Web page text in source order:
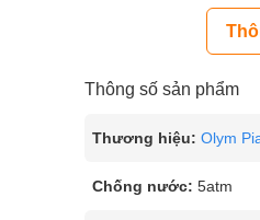
Thông số sản phẩm
Thương hiệu: Olym
Chống nước: 5atm